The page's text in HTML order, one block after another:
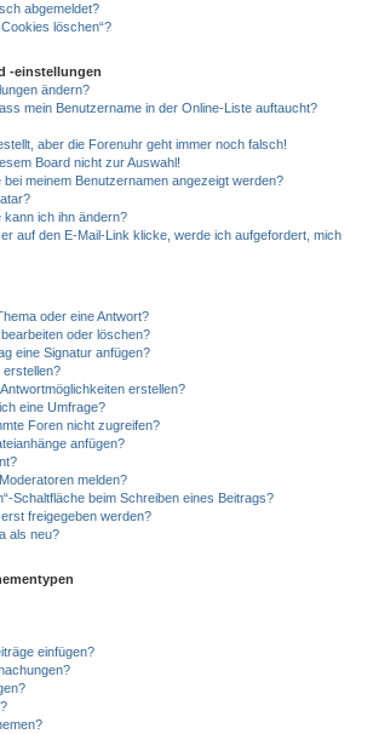
abgemeldet?
löschen“?
-einstellungen
ändern?
mein Benutzername in der Online-Liste auftaucht?
aber die Forenuhr geht immer noch falsch!
Board nicht zur Auswahl!
meinem Benutzernamen angezeigt werden?
kann ich ihn ändern?
auf den E-Mail-Link klicke, werde ich aufgefordert, mich
oder eine Antwort?
oder löschen?
eine Signatur anfügen?
erstellen?
erstellen?
eine Umfrage?
Foren nicht zugreifen?
anfügen?
melden?
Schaltfläche beim Schreiben eines Beitrags?
freigegeben werden?
als neu?
einfügen?